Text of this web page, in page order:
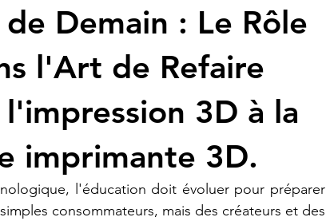
3d en ligne Acheter une machine 3D
SEO Expert en SEO
Refaire une pièce imprimante 3D K2 Plus Combo
Demain : Le Rôle
l'Art de Refaire
3D à la
imprimante 3D.
l'éducation doit évoluer pour préparer
consommateurs, mais des créateurs et des